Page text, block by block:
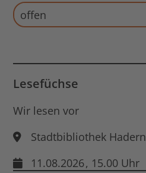
Lesefüchse
Wir lesen vor
Stadtbibliothek Hadern
11.08.2026, 15.00 Uhr